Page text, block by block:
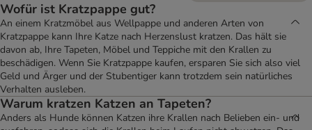
Wofür ist Kratzpappe gut?
An einem Kratzmöbel aus Wellpappe und anderen Arten von
Kratzpappe kann Ihre Katze nach Herzenslust kratzen. Das hält sie
davon ab, Ihre Tapeten, Möbel und Teppiche mit den Krallen zu
beschädigen. Wenn Sie Kratzpappe kaufen, ersparen Sie sich also viel
Geld und Ärger und der Stubentiger kann trotzdem sein natürliches
Verhalten ausleben.
Warum kratzen Katzen an Tapeten?
Anders als Hunde können Katzen ihre Krallen nach Belieben ein- und